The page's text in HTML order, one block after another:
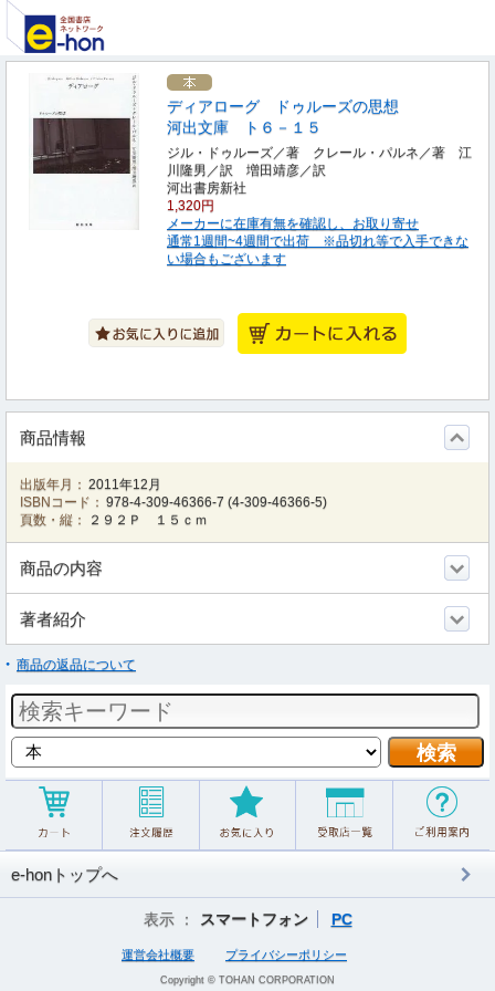
ディアローグ ドゥルーズの思想
河出文庫 ト６－１５
ジル・ドゥルーズ／著 クレール・パルネ／著 江
川隆男／訳 増田靖彦／訳
河出書房新社
1,320円
メーカーに在庫有無を確認し、お取り寄せ
通常1週間~4週間で出荷 ※品切れ等で入手できな
い場合もございます
商品情報
出版年月： 2011年12月
ISBNコード： 978-4-309-46366-7 (4-309-46366-5)
頁数・縦：
２９２Ｐ １５ｃｍ
商品の内容
著者紹介
商品の返品について
e-honトップへ
表示 ： スマートフォン PC
運営会社概要 プライバシーポリシー
Copyright © TOHAN CORPORATION